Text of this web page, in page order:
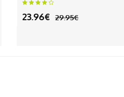
23.96€ 29.95€